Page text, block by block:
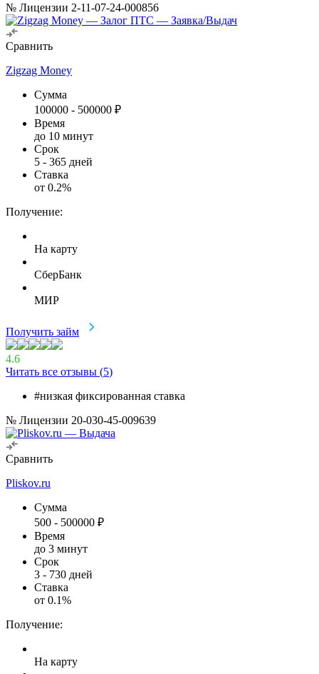
№ Лицензии 2-11-07-24-000856
Сравнить
Zigzag Money
Сумма
100000 - 500000 ₽
Время
до 10 минут
Срок
5 - 365 дней
Ставка
от 0.2%
Получение:
На карту
СберБанк
МИР
Получить займ
4.6
Читать все отзывы (5)
#низкая фиксированная ставка
№ Лицензии 20-030-45-009639
Сравнить
Pliskov.ru
Сумма
500 - 500000 ₽
Время
до 3 минут
Срок
3 - 730 дней
Ставка
от 0.1%
Получение:
На карту